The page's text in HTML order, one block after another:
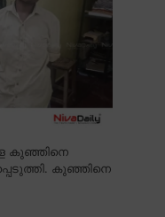
കുഞ്ഞിനെ
കുഞ്ഞിനെ